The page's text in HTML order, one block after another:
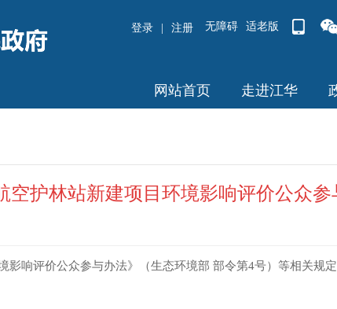
无障碍 适老版
登录 注册
网站首页 走进江华
空护林站新建项目环境影响评价公众
影响评价公众参与办法》（生态环境部 部令第4号）等相关规